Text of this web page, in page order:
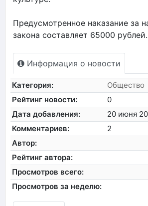
Предусмотренное наказание за
закона составляет 65000 рублей.
Информация о новости
Категория:
Общество
Рейтинг новости:
0
Дата добавления:
20 июня
Комментариев:
2
Автор:
Рейтинг автора:
Просмотров всего:
Просмотров за неделю: